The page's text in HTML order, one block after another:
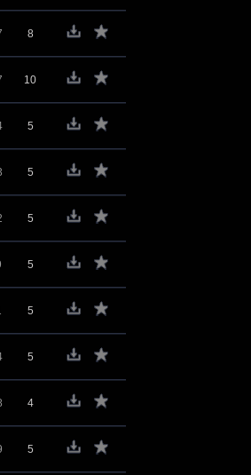
8
10
5
5
5
5
5
5
4
5